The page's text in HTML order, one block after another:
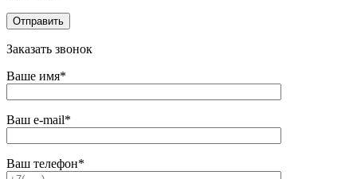
Заказать звонок
Ваше имя*
Ваш e-mail*
Ваш телефон*